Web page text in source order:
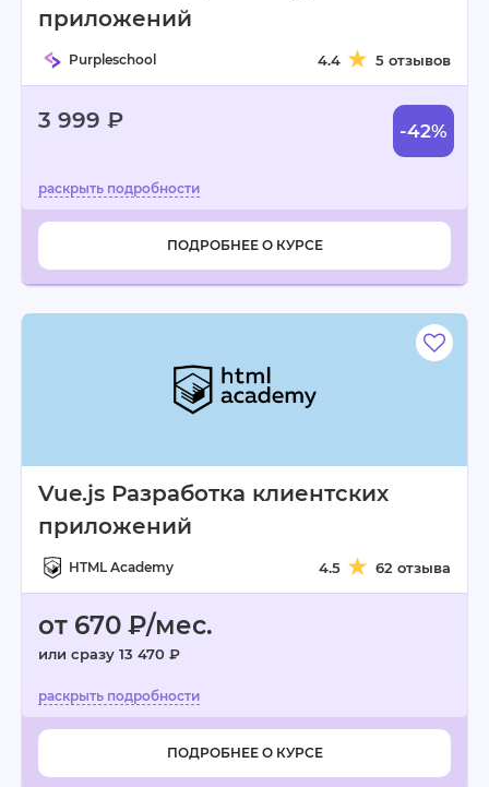
приложений
Purpleschool 4.4 5 отзывов
3 999 ₽ -42%
ПОДРОБНЕЕ О КУРСЕ
Vue.js Разработка клиентских
приложений
HTML Academy 4.5 62 отзыва
от 670 ₽/мес.
или сразу 13 470 ₽
ПОДРОБНЕЕ О КУРСЕ